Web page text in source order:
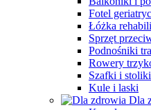
Fotel
Łóżka
Sprzęt
Podnośniki
Rowery
Szafki i
Kule i laski
Dla